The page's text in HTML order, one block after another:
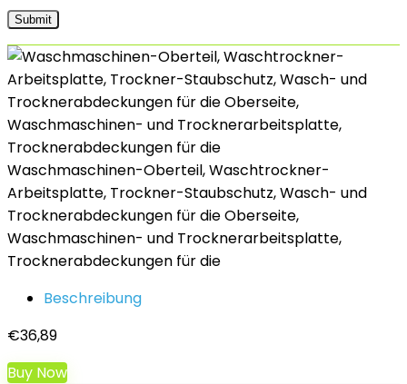
Waschmaschinen-Oberteil, Waschtrockner-
Arbeitsplatte, Trockner-Staubschutz, Wasch- und
Trocknerabdeckungen für die Oberseite,
Waschmaschinen- und Trocknerarbeitsplatte,
Trocknerabdeckungen für die
Beschreibung
€36,89
Buy Now